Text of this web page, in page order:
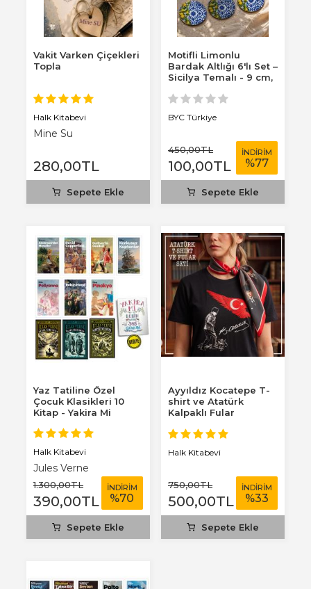
Vakit Varken Çiçekleri
Topla
Halk Kitabevi
Mine Su
280,00TL
Sepete Ekle
Motifli Limonlu
Bardak Altlığı 6'lı Set –
Sicilya Temalı - 9 cm,
BYC Türkiye
450,00TL
100,00TL
İNDİRİM
%77
Sepete Ekle
Yaz Tatiline Özel
Çocuk Klasikleri 10
Kitap - Yakira Mi
Halk Kitabevi
Jules Verne
1.300,00TL
390,00TL
İNDİRİM
%70
Sepete Ekle
Ayyıldız Kocatepe T-
shirt ve Atatürk
Kalpaklı Fular
Halk Kitabevi
750,00TL
500,00TL
İNDİRİM
%33
Sepete Ekle